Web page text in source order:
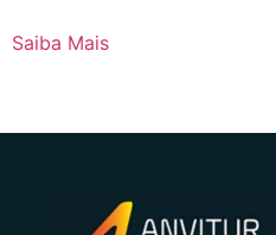
Saiba Mais